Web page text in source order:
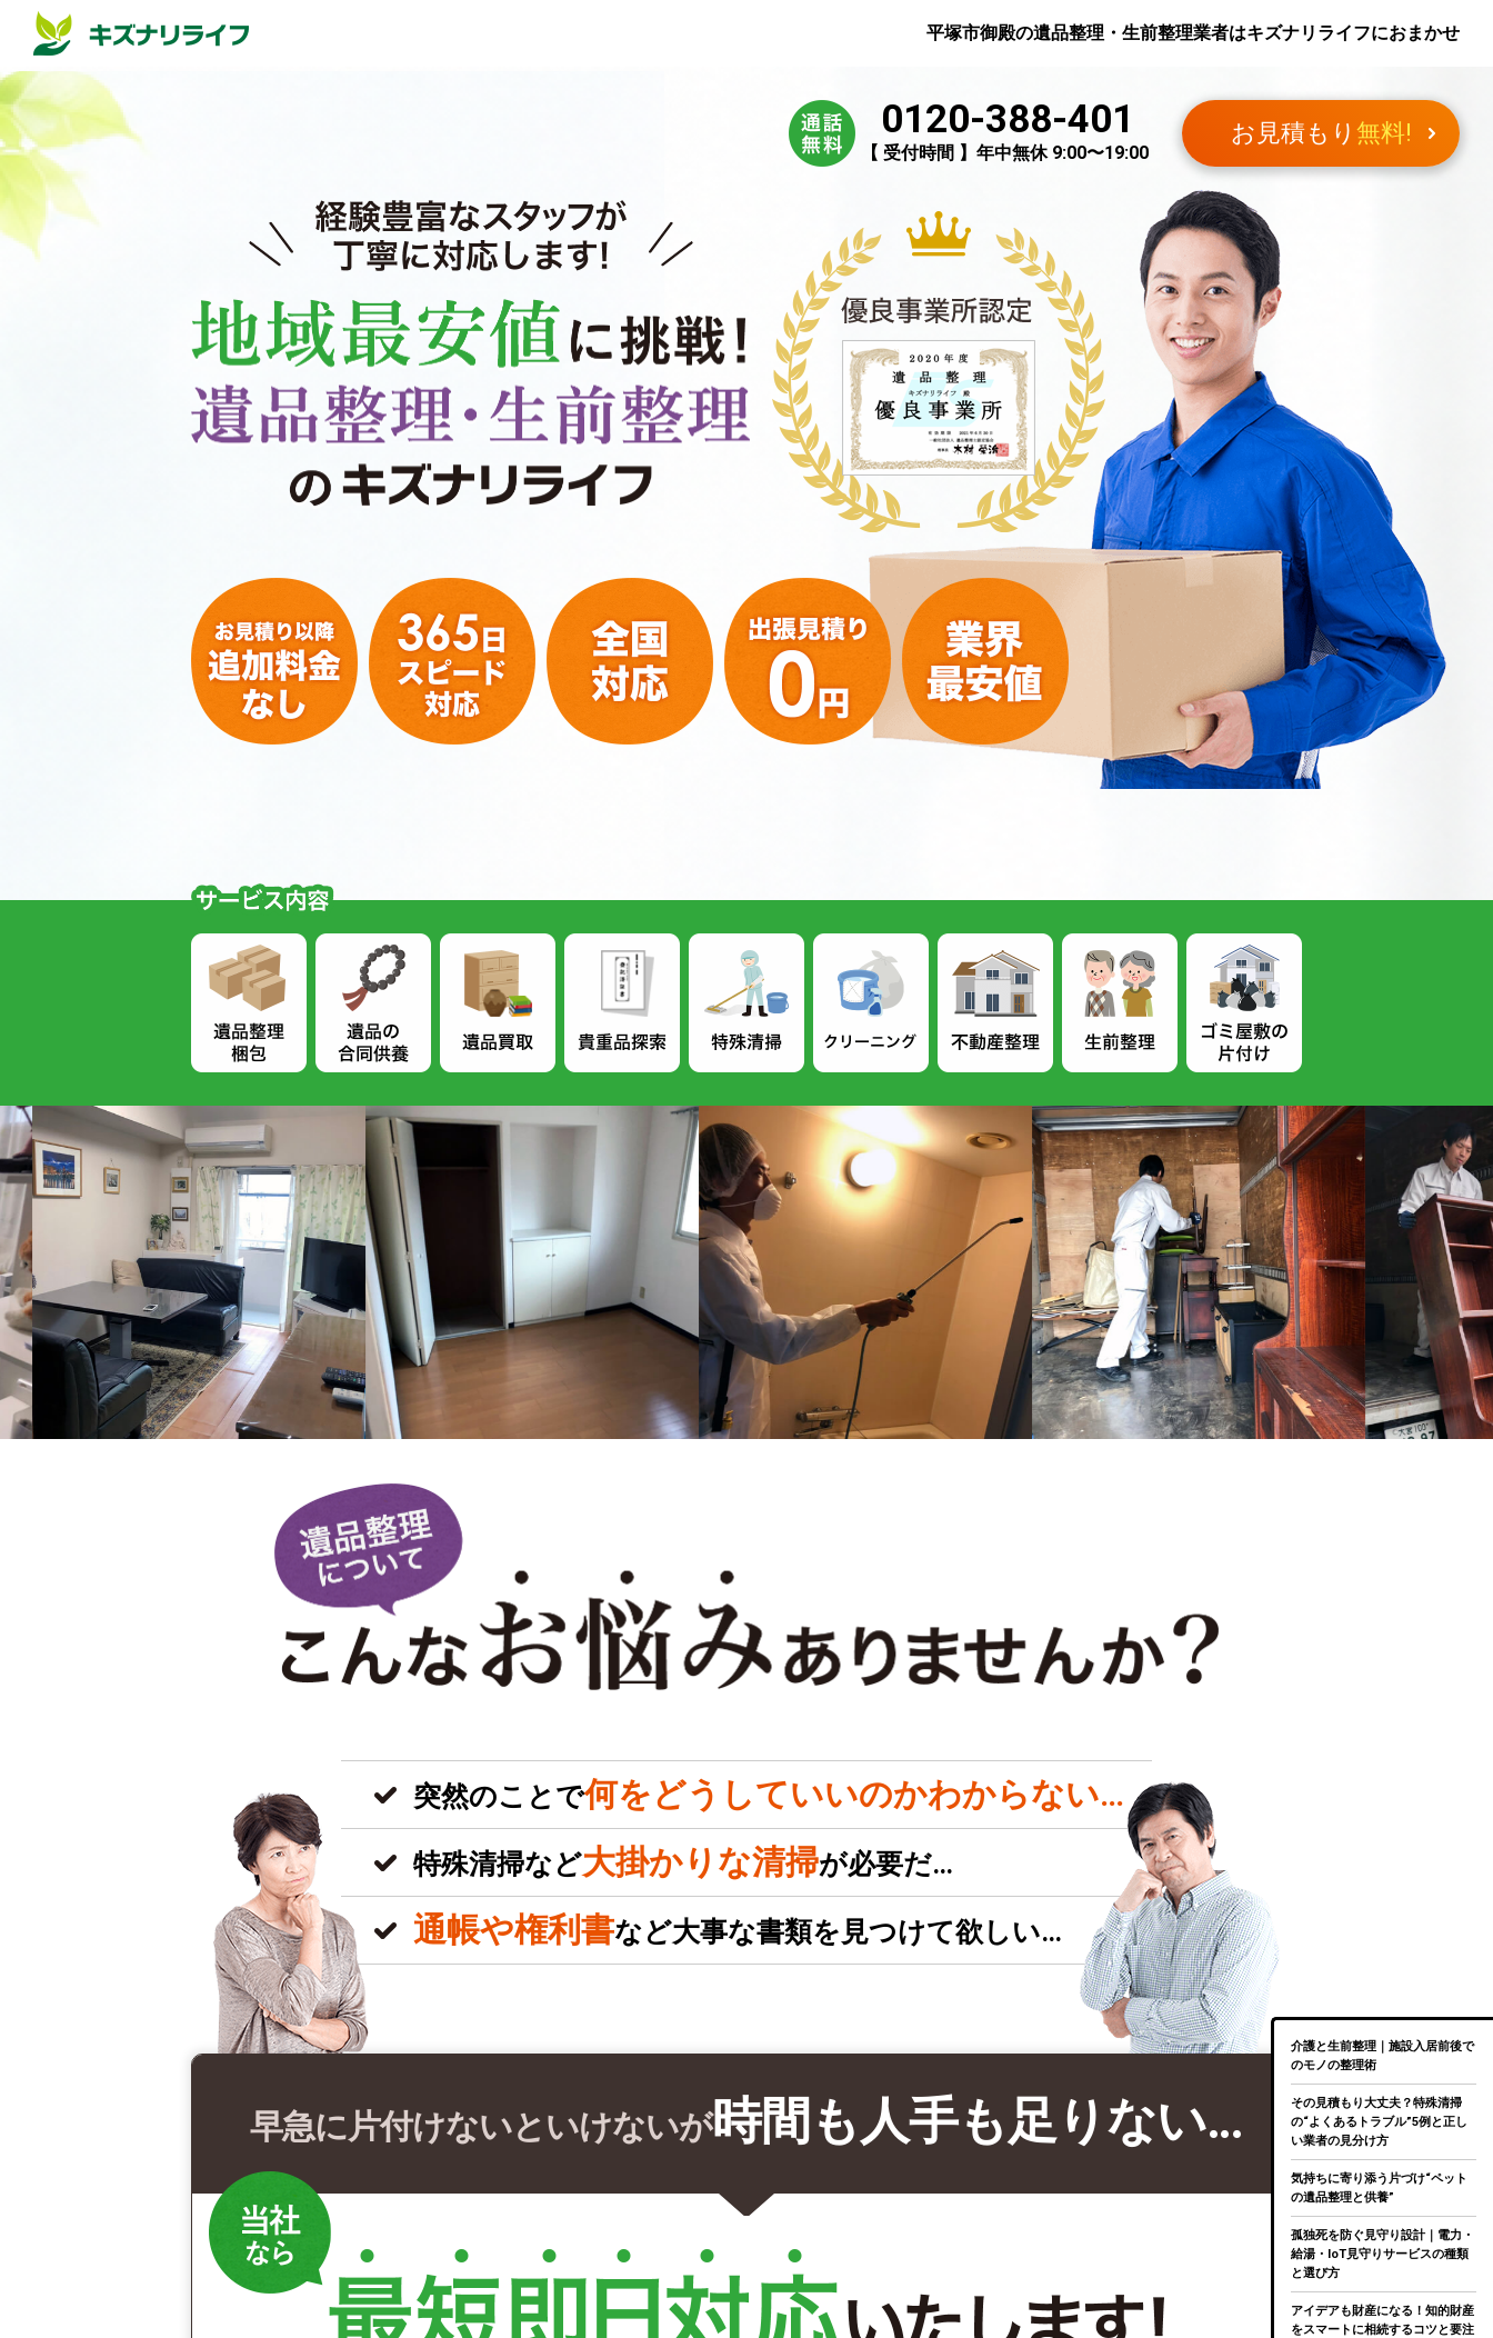
平塚市御殿の遺品整理・生前整理業者はキズナリライフにおまかせ
0120-388-401
【 受付時間 】年中無休 9:00〜19:00
お見積もり 無料!
突然のことで何をどうしていいのかわからない…
特殊清掃など大掛かりな清掃が必要だ…
通帳や権利書など大事な書類を見つけて欲しい…
早急に片付けないといけないが時間も人手も足りない…
介護と生前整理｜施設入居前後で
のモノの整理術
その見積もり大丈夫？特殊清掃
の“よくあるトラブル”5例と正し
い業者の見分け方
気持ちに寄り添う片づけ“ペット
の遺品整理と供養”
孤独死を防ぐ見守り設計｜電力・
給湯・IoT見守りサービスの種類
と選び方
アイデアも財産になる！知的財産
をスマートに相続するコツと要注